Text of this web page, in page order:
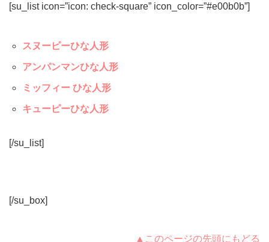
[su_list icon=”icon: check-square” icon_color=”#e00b0b”]
スヌーピーひな人形
アンパンマンひな人形
ミッフィー ひな人形
キューピーひな人形
[/su_list]
[/su_box]
▲このページの先頭にもどる